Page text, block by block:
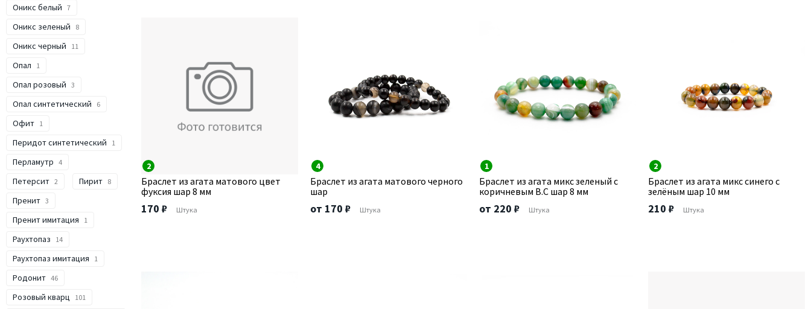
Оникс белый 7
Оникс зеленый 8
Оникс черный 11
Опал 1
Опал розовый 3
Опал синтетический 6
Офит 1
Перидот синтетический 1
Перламутр 4
Петерсит 2 Пирит 8
Пренит 3
Пренит имитация 1
Раухтопаз 14
Раухтопаз имитация 1
Родонит 46
Розовый кварц 101
2
Браслет из агата матового цвет
фуксия шар 8 мм
170 ₽ Штука
4
Браслет из агата матового черного
шар
от 170 ₽ Штука
1
Браслет из агата микс зеленый с
коричневым В.С шар 8 мм
от 220 ₽ Штука
2
Браслет из агата микс синего с
зелёным шар 10 мм
210 ₽ Штука